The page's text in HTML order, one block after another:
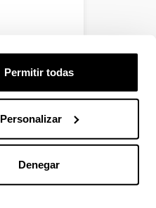
Permitir todas
Personalizar
Denegar